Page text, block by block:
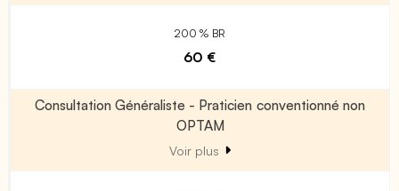
200 % BR
60 €
Consultation Généraliste - Praticien conventionné non
OPTAM
Voir plus